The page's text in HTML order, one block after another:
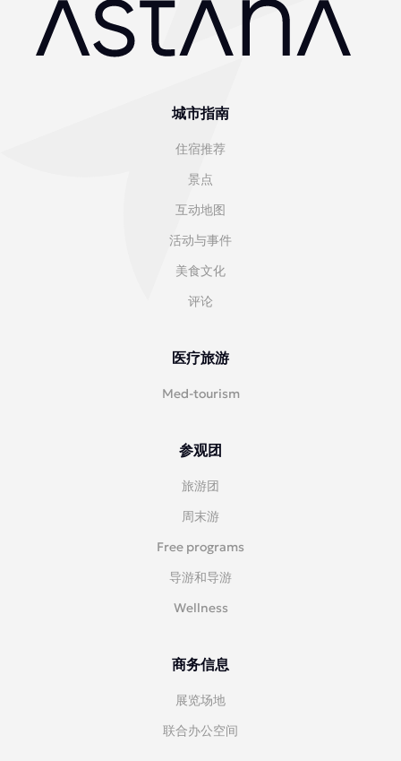
城市指南
住宿推荐
景点
互动地图
活动与事件
美食文化
评论
医疗旅游
Med-tourism
参观团
旅游团
周末游
Free programs
导游和导游
Wellness
商务信息
展览场地
联合办公空间